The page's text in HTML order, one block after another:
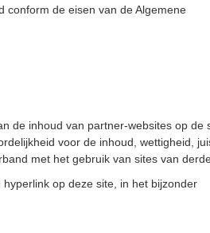
conform de eisen van de Algemene
de inhoud van partner-websites op de
voor de inhoud, wettigheid,
met het gebruik van sites van
op deze site, in het bijzonder